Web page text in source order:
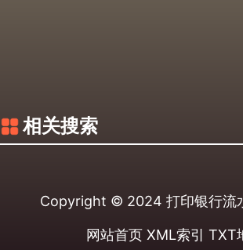
相关搜索
Copyright © 2024 打印银行流
网站首页 XML索引 TXT